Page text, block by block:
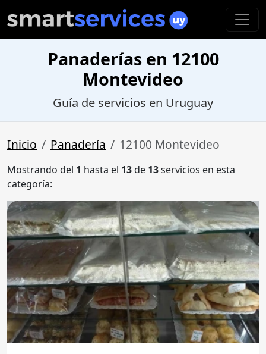
Panaderías en 12100
Montevideo
Guía de servicios en Uruguay
Inicio Panadería 12100 Montevideo
Mostrando del 1 hasta el 13de 13servicios en esta
categoría: